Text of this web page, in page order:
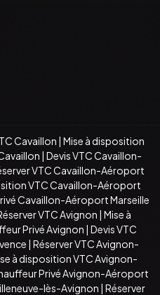
Cavaillon | Mise à disposition
| Devis VTC Cavaillon-
VTC Cavaillon-Aéroport
VTC Cavaillon-Aéroport
Cavaillon-Aéroport Marseille
VTC Avignon | Mise à
Privé Avignon | Devis VTC
| Réserver VTC Avignon-
à disposition VTC Avignon-
Privé Avignon-Aéroport
lès-Avignon | Réserver